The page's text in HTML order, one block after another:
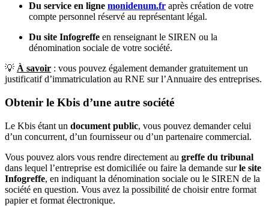
Du service en ligne monidenum.fr après création de votre
compte personnel réservé au représentant légal.
Du site Infogreffe en renseignant le SIREN ou la
dénomination sociale de votre société.
💡 À savoir : vous pouvez également demander gratuitement un
justificatif d’immatriculation au RNE sur l’Annuaire des entreprises.
Obtenir le Kbis d’une autre société
Le Kbis étant un document public, vous pouvez demander celui
d’un concurrent, d’un fournisseur ou d’un partenaire commercial.
Vous pouvez alors vous rendre directement au greffe du tribunal
dans lequel l’entreprise est domiciliée ou faire la demande surle site
Infogreffe, en indiquant la dénomination sociale ou le SIREN de la
société en question. Vous avez la possibilité de choisir entre format
papier et format électronique.